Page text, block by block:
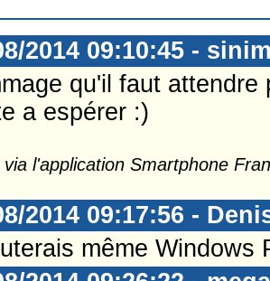
2014 09:10:45 -
qu'il faut
a espérer :)
via l'application Smartphone
2014 09:17:56 -
même Windows